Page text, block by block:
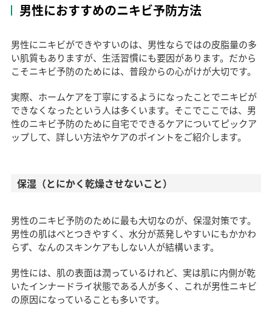
男性におすすめのニキビ予防方法
男性にニキビができやすいのは、男性ならではの皮脂量の多
い肌質もありますが、生活習慣にも要因があります。だから
こそニキビ予防のためには、普段からの心がけが大切です。
実際、ホームケアを丁寧にするようになったことでニキビが
できなくなったという人は多くいます。そこでここでは、男
性のニキビ予防のために自宅でできるケアについてピックア
ップして、詳しい方法やケアのポイントをご紹介します。
保湿（とにかく乾燥させないこと）
男性のニキビ予防のために最も大切なのが、保湿対策です。
男性の肌はべとつきやすく、水分が蒸発しやすいにもかかわ
らず、なんのスキンケアもしない人が結構います。
男性には、肌の表面は潤っているけれど、実は肌に内側が乾
いたインナードライ状態である人が多く、これが男性ニキビ
の原因になっていることも多いです。